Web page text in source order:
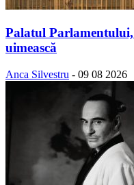
Palatul
uimească
Anca Silvestru - 09 08 2026